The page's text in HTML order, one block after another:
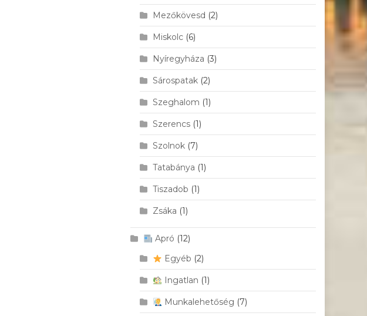
Mezőkövesd (2)
Miskolc (6)
Nyíregyháza (3)
Sárospatak (2)
Szeghalom (1)
Szerencs (1)
Szolnok (7)
Tatabánya (1)
Tiszadob (1)
Zsáka (1)
Apró (12)
Egyéb (2)
Ingatlan (1)
Munkalehetőség (7)